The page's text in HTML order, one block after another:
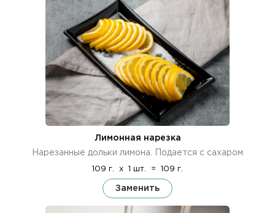
Лимонная нарезка
Нарезанные дольки лимона. Подается с сахаром
109 г. x 1 шт. = 109 г.
Заменить